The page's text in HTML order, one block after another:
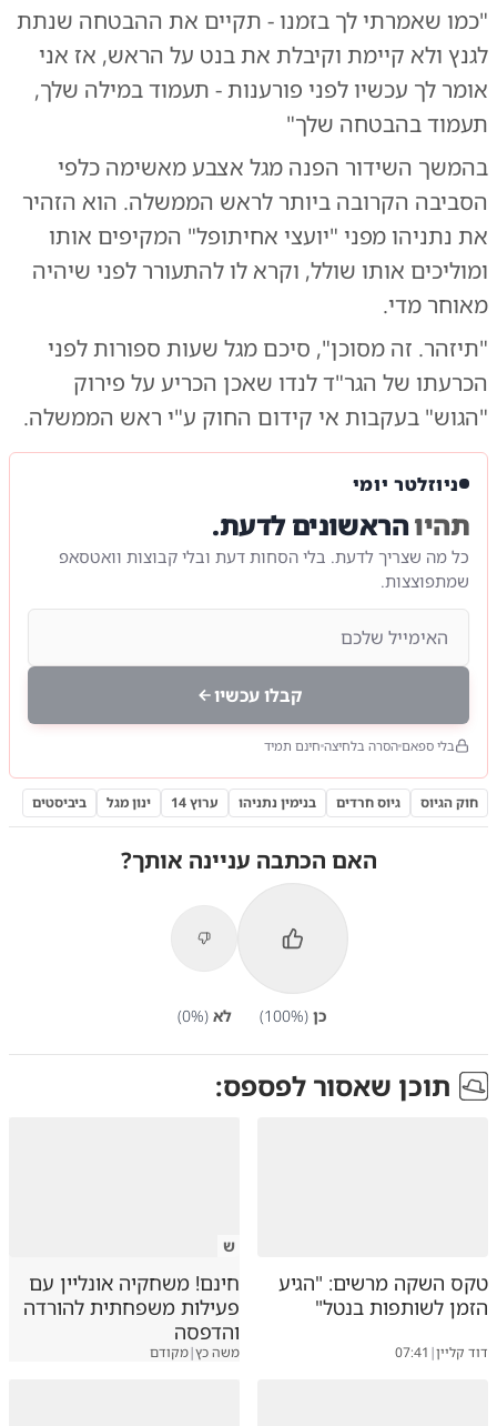
"כמו שאמרתי לך בזמנו - תקיים את ההבטחה שנתת
לגנץ ולא קיימת וקיבלת את בנט על הראש, אז אני
אומר לך עכשיו לפני פורענות - תעמוד במילה שלך,
תעמוד בהבטחה שלך"
בהמשך השידור הפנה מגל אצבע מאשימה כלפי
הסביבה הקרובה ביותר לראש הממשלה. הוא הזהיר
את נתניהו מפני "יועצי אחיתופל" המקיפים אותו
ומוליכים אותו שולל, וקרא לו להתעורר לפני שיהיה
מאוחר מדי.
"תיזהר. זה מסוכן", סיכם מגל שעות ספורות לפני
הכרעתו של הגר"ד לנדו שאכן הכריע על פירוק
"הגוש" בעקבות אי קידום החוק ע"י ראש הממשלה.
ניוזלטר יומי
תהיוהראשונים לדעת.
כל מה שצריך לדעת. בלי הסחות דעת ובלי קבוצות וואטסאפ
שמתפוצצות.
קבלו עכשיו
בלי ספאם הסרה בלחיצה חינם תמיד
חוק הגיוס גיוס חרדים בנימין נתניהו ערוץ 14 ינון מגל ביביסטים
האם הכתבה עניינה אותך?
כן (
100%) לא (
0%)
תוכן שאסור לפספס:
טקס השקה מרשים: "הגיע
הזמן לשותפות בנטל"
דוד קליין|
07:41
ש
חינם! משחקיה אונליין עם
פעילות משפחתית להורדה
והדפסה
משה כץ|מקודם